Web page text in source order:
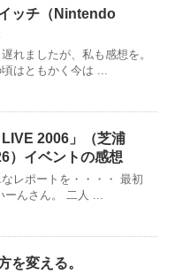
ッチ（Nintendo
れましたが、私も感想を。
はともかく今は ...
2006」（芝浦
）イベントの感想
レポートを・・・・ 最初
ーんさん。 二人 ...
を変える。